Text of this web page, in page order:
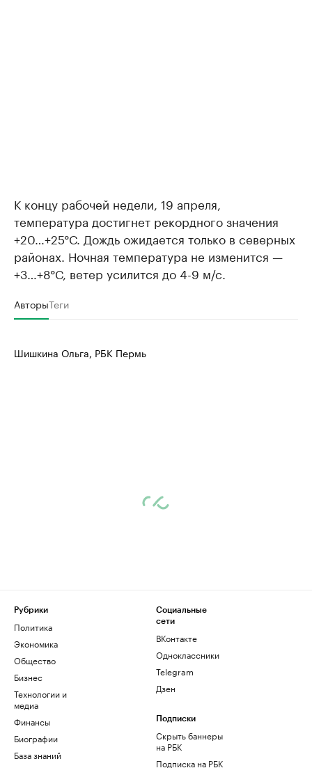
К концу рабочей недели, 19 апреля,
температура достигнет рекордного значения
+20…+25°С. Дождь ожидается только в северных
районах. Ночная температура не изменится —
+3…+8°С, ветер усилится до 4-9 м/с.
АвторыТеги
Шишкина Ольга, РБК Пермь
Рубрики
Политика
Экономика
Общество
Бизнес
Технологии и
медиа
Финансы
Биографии
База знаний
Социальные
сети
ВКонтакте
Одноклассники
Telegram
Дзен
Подписки
Скрыть баннеры
на РБК
Подписка на РБК